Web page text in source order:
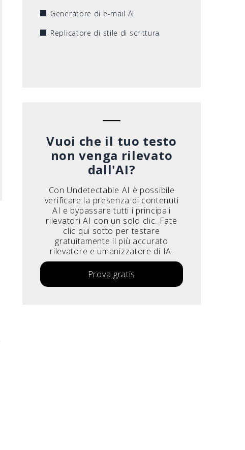
Generatore di e-mail AI
Replicatore di stile di scrittura
Vuoi che il tuo testo
non venga rilevato
dall'AI?
Con Undetectable AI è possibile
verificare la presenza di contenuti
AI e bypassare tutti i principali
rilevatori AI con un solo clic. Fate
clic qui sotto per testare
gratuitamente il più accurato
rilevatore e umanizzatore di IA.
Prova gratis